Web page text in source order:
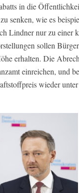
in die
senken, wie es
Lindner nur zu
sollen
erhalten. Die
einreichen, und
wieder